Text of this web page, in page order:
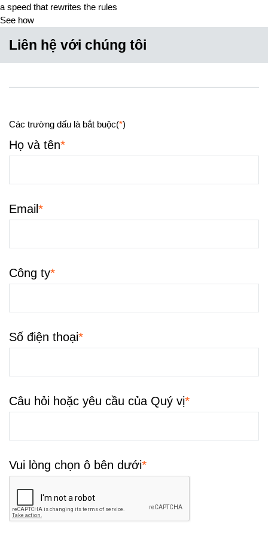
a speed that rewrites the rules
See how
Liên hệ với chúng tôi
Các trường dấu là bắt buộc(*)
Họ và tên*
Email*
Công ty*
Số điện thoại*
Câu hỏi hoặc yêu cầu của Quý vị*
Vui lòng chọn ô bên dưới*